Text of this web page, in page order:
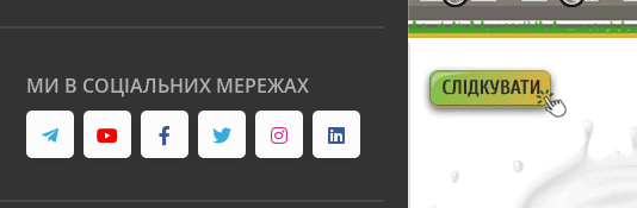
МИ В СОЦІАЛЬНИХ МЕРЕЖАХ